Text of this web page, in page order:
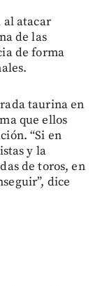
al atacar
de las
de forma
taurina en
que ellos
“Si en
y la
de toros, en
dice